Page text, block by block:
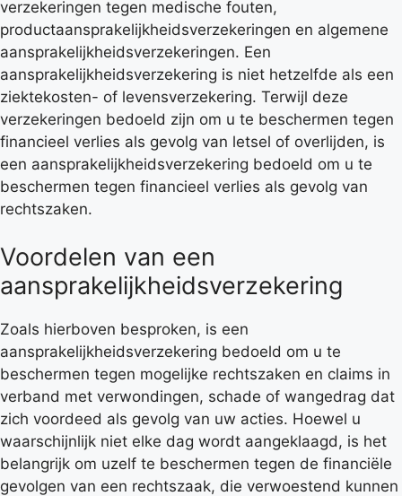
verzekeringen tegen medische fouten,
productaansprakelijkheidsverzekeringen en algemene
aansprakelijkheidsverzekeringen. Een
aansprakelijkheidsverzekering is niet hetzelfde als een
ziektekosten- of levensverzekering. Terwijl deze
verzekeringen bedoeld zijn om u te beschermen tegen
financieel verlies als gevolg van letsel of overlijden, is
een aansprakelijkheidsverzekering bedoeld om u te
beschermen tegen financieel verlies als gevolg van
rechtszaken.
Voordelen van een
aansprakelijkheidsverzekering
Zoals hierboven besproken, is een
aansprakelijkheidsverzekering bedoeld om u te
beschermen tegen mogelijke rechtszaken en claims in
verband met verwondingen, schade of wangedrag dat
zich voordeed als gevolg van uw acties. Hoewel u
waarschijnlijk niet elke dag wordt aangeklaagd, is het
belangrijk om uzelf te beschermen tegen de financiële
gevolgen van een rechtszaak, die verwoestend kunnen